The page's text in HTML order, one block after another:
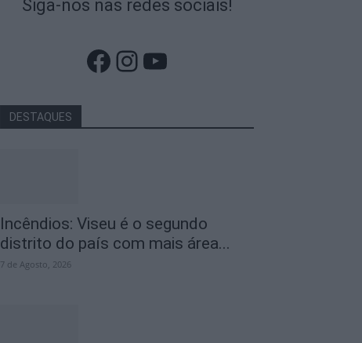
Siga-nos nas redes sociais!
Facebook
Instagram
YouTube
DESTAQUES
Incêndios: Viseu é o segundo
distrito do país com mais área...
7 de Agosto, 2026